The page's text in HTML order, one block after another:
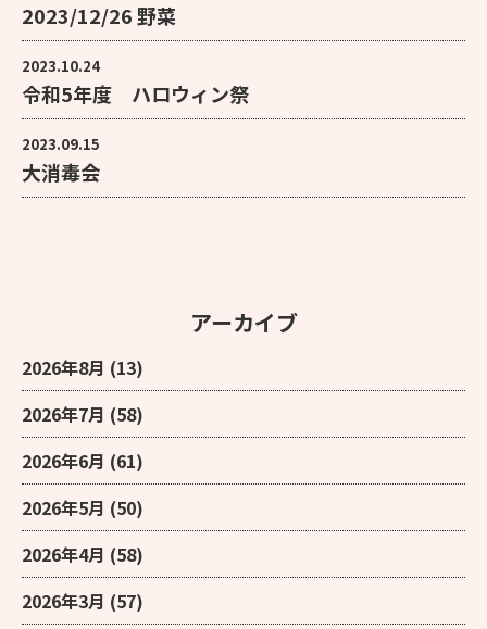
2023/12/26 野菜
2023.10.24
令和5年度 ハロウィン祭
2023.09.15
大消毒会
アーカイブ
2026年8月 (13)
2026年7月 (58)
2026年6月 (61)
2026年5月 (50)
2026年4月 (58)
2026年3月 (57)